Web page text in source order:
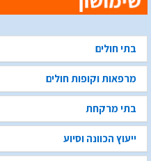
בתי חולים
מרפאות וקופות חולים
בתי מרקחת
ייעוץ הכוונה וסיוע